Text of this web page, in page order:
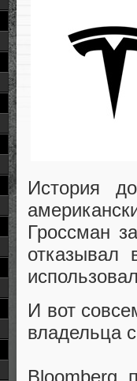
История
Гроссман
И вот
владельца
Bloomberg